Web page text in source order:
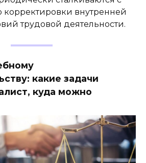
корректировки внутренней
трудовой деятельности.
какие задачи
куда можно